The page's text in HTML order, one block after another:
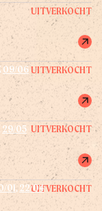
UITVERKOCHT
UITVERKOCHT
09/06
UITVERKOCHT
29/05
UITVERKOCHT
01,22/04